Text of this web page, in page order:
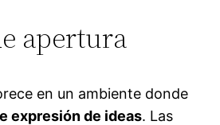
apertura
en un ambiente donde
expresión de ideas. Las